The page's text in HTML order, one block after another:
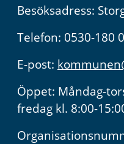
Besöksadress:
Telefon: 0530-180
E-post:
Öppet: Måndag-
fredag kl. 8:00-